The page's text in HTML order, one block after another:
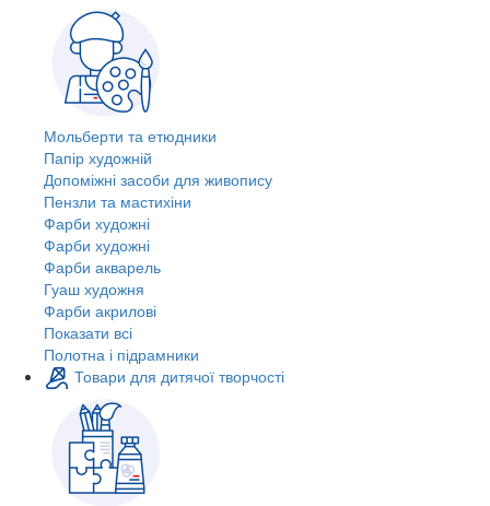
Мольберти та етюдники
Папір художній
Допоміжні засоби для живопису
Пензли та мастихіни
Фарби художні
Фарби художні
Фарби акварель
Гуаш художня
Фарби акрилові
Показати всі
Полотна і підрамники
Товари для дитячої творчості